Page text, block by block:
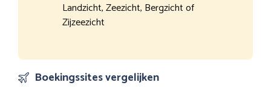
Landzicht, Zeezicht, Bergzicht of
Zijzeezicht
Boekingssites vergelijken